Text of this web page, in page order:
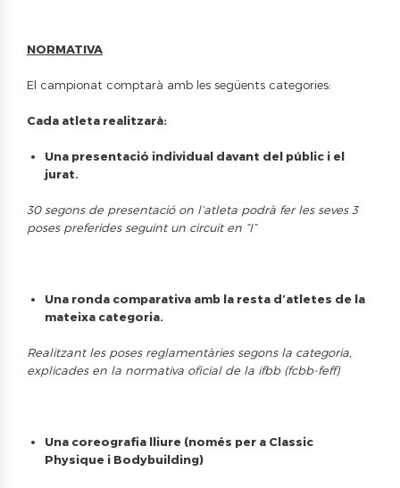
NORMATIVA
El campionat comptarà amb les següents categories:
Cada atleta realitzarà:
Una presentació individual davant del públic i el
jurat.
30 segons de presentació on l’atleta podrà fer les seves 3
poses preferides seguint un circuit en “I”
Una ronda comparativa amb la resta d’atletes de la
mateixa categoria.
Realitzant les poses reglamentàries segons la categoria,
explicades en la normativa oficial de la ifbb (fcbb-feff)
Una coreografia lliure (només per a Classic
Physique i Bodybuilding)